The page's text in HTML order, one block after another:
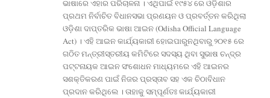
ଭାଷାରେ ଏହାର ପରିଚାଳନା । ଏଥିପାଇଁ ୧୯୫୪ ରେ ଓଡ଼ିଶାର
ପ୍ରଥମ ନିର୍ବାଚିତ ବିଧାନସଭା ପ୍ରଣୟନ ଓ ପ୍ରବର୍ତ୍ତନ କରିଥିଲା
ଓଡ଼ିଶା ଦାପ୍ତରିକ ଭାଷା ଆଇନ (Odisha Official Language
Act) । ଏହି ଆଇନ କାର୍ଯ୍ୟକାରୀ ହୋଇପାରୁନଥିବାରୁ ୨୦୧୫ ରେ
ଗଠିତ ମନ୍ତ୍ରୀସ୍ତରୀୟ କମିଟିରେ ସଦସ୍ୟ ଥିବା ସୁଭାଷ ଚନ୍ଦ୍ର
ପଟ୍ଟନାୟକ ଆଇନ ସଂଶୋଧନ ମାଧ୍ୟମରେ ଏହି ଆଇନର
ସଶକ୍ତିକରଣ ପାଇଁ ନିଜର ପ୍ରସ୍ତାବ ସହ ଏକ ଚିଠାବିଧାନ
ପ୍ରଦାନ କରିଥିଲେ । ତାହାକୁ ସମ୍ପୂର୍ଣତଃ କାର୍ଯ୍ୟକାରୀ